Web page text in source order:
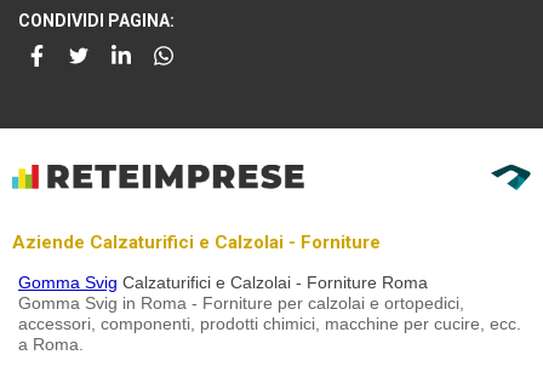
CONDIVIDI PAGINA:
Aziende Calzaturifici e Calzolai - Forniture
Gomma Svig Calzaturifici e Calzolai - Forniture Roma
Gomma Svig in Roma - Forniture per calzolai e ortopedici,
accessori, componenti, prodotti chimici, macchine per cucire, ecc.
a Roma.